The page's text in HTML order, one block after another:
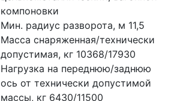
компоновки
Мин. радиус разворота, м 11,5
Масса снаряженная/технически
допустимая, кг 10368/17930
Нагрузка на переднюю/заднюю
ось от технически допустимой
массы, кг 6430/11500